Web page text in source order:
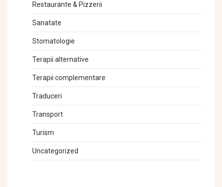
Restaurante & Pizzerii
Sanatate
Stomatologie
Terapii alternative
Terapii complementare
Traduceri
Transport
Turism
Uncategorized